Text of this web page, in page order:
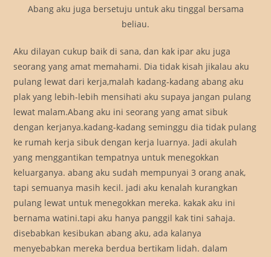
Abang aku juga bersetuju untuk aku tinggal bersama
beliau.
Aku dilayan cukup baik di sana, dan kak ipar aku juga
seorang yang amat memahami. Dia tidak kisah jikalau aku
pulang lewat dari kerja,malah kadang-kadang abang aku
plak yang lebih-lebih mensihati aku supaya jangan pulang
lewat malam.Abang aku ini seorang yang amat sibuk
dengan kerjanya.kadang-kadang seminggu dia tidak pulang
ke rumah kerja sibuk dengan kerja luarnya. Jadi akulah
yang menggantikan tempatnya untuk menegokkan
keluarganya. abang aku sudah mempunyai 3 orang anak,
tapi semuanya masih kecil. jadi aku kenalah kurangkan
pulang lewat untuk menegokkan mereka. kakak aku ini
bernama watini.tapi aku hanya panggil kak tini sahaja.
disebabkan kesibukan abang aku, ada kalanya
menyebabkan mereka berdua bertikam lidah. dalam